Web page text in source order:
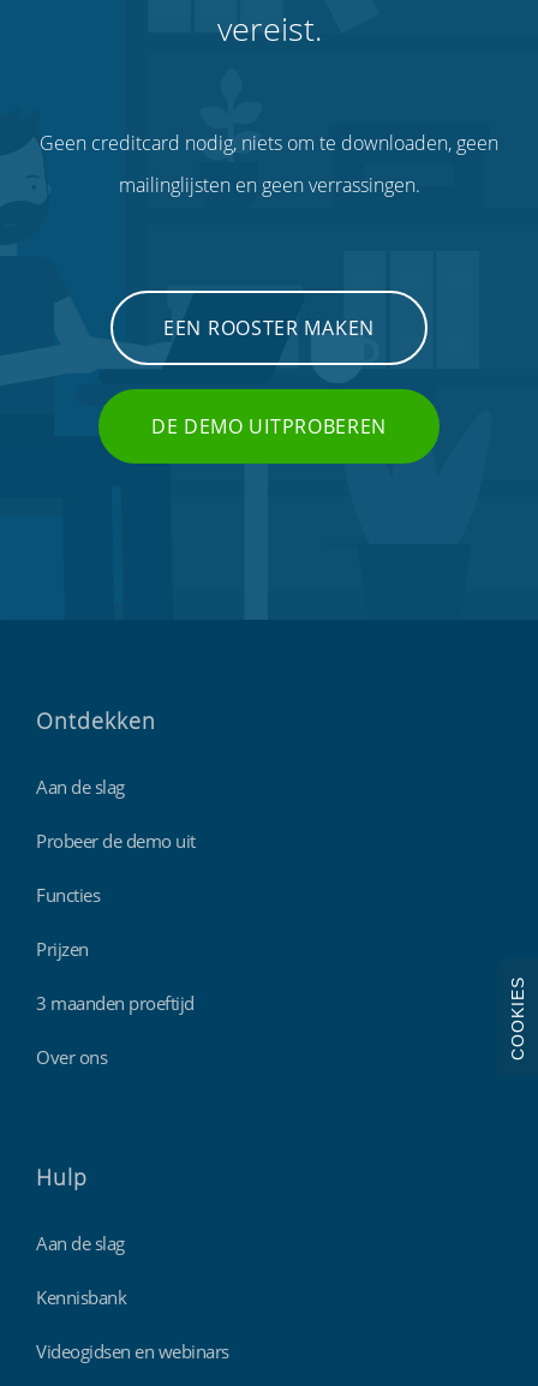
vereist.
Geen creditcard nodig, niets om te downloaden, geen
mailinglijsten en geen verrassingen.
EEN ROOSTER MAKEN
DE DEMO UITPROBEREN
Ontdekken
Aan de slag
Probeer de demo uit
Functies
Prijzen
3 maanden proeftijd
Over ons
Hulp
Aan de slag
Kennisbank
Videogidsen en webinars
COOKIES